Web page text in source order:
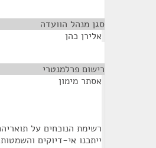
סגן מנהל הוועדה
אלירן כהן
רישום פרלמנטרי
אסתר מימון
רשימת הנוכחים על
ייתכנו אי-דיוקים